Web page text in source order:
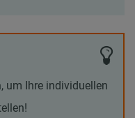
um Ihre individuellen